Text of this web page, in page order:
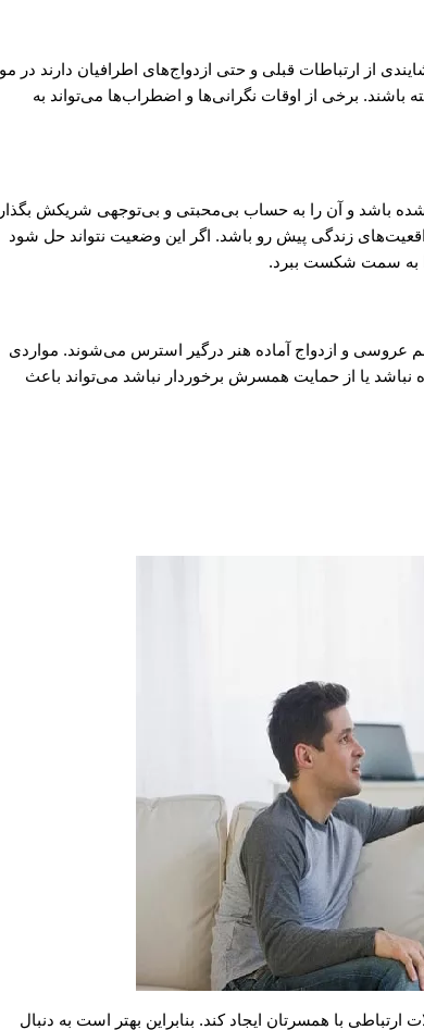
از ارتباطات قبلی و حتی ازدواج‌های اطرافیان دارند در
برخی از اوقات نگرانی‌ها و اضطراب‌ها می‌تواند به
باشد و آن را به حساب بی‌محبتی و بی‌توجهی شریکش
زندگی پیش رو باشد. اگر این وضعیت نتواند حل شود
به سمت شکست ببرد.
عروسی و ازدواج آماده هنر درگیر استرس می‌شوند. مواردی
نباشد یا از حمایت همسرش برخوردار نباشد می‌تواند باعث
با همسرتان ایجاد کند. بنابراین بهتر است به دنبال